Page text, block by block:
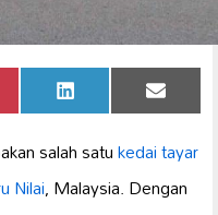
Share
on
LinkedIn Share
on
Email
salah satukedai tayar
Nilai, Malaysia. Dengan